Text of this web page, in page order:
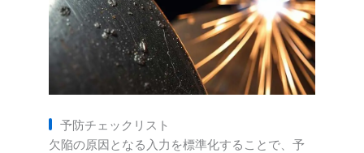
予防チェックリスト
欠陥の原因となる入力を標準化することで、予